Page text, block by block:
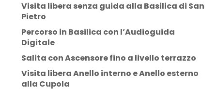
Visita libera senza guida alla Basilica di San
Pietro
Percorso in Basilica con l’Audioguida
Digitale
Salita con Ascensore fino a livello terrazzo
Visita libera Anello interno e Anello esterno
alla Cupola